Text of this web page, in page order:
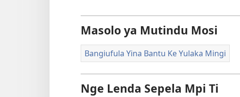
Masolo ya Mutindu Mosi
Bangiufula Yina Bantu Ke Yulaka Mingi
Nge Lenda Sepela Mpi Ti